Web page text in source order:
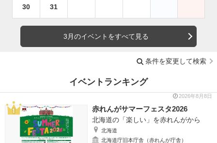
30 31
3月のイベントをすべて見る
条件を変更して検索
イベントランキング
2026年8月8日
赤れんがサマーフェスタ2026
北海道の「楽しい」を赤れんがから
北海道
北海道庁旧本庁舎（赤れんが庁舎）